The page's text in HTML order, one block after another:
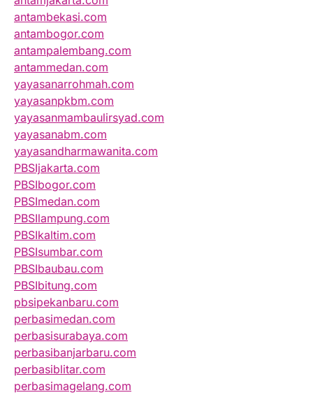
antambekasi.com
antambogor.com
antampalembang.com
antammedan.com
yayasanarrohmah.com
yayasanpkbm.com
yayasanmambaulirsyad.com
yayasanabm.com
yayasandharmawanita.com
PBSIjakarta.com
PBSIbogor.com
PBSImedan.com
PBSIlampung.com
PBSIkaltim.com
PBSIsumbar.com
PBSIbaubau.com
PBSIbitung.com
pbsipekanbaru.com
perbasimedan.com
perbasisurabaya.com
perbasibanjarbaru.com
perbasiblitar.com
perbasimagelang.com